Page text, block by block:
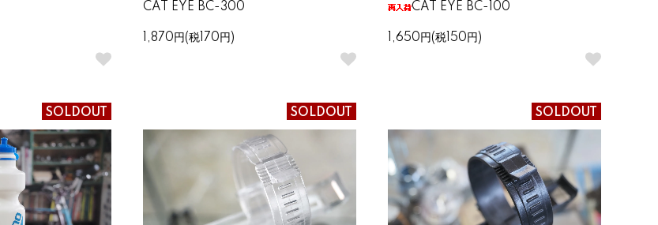
CAT EYE BC-300
1,870円(税170円)
CAT EYE BC-100
1,650円(税150円)
SOLDOUT SOLDOUT SOLDOUT